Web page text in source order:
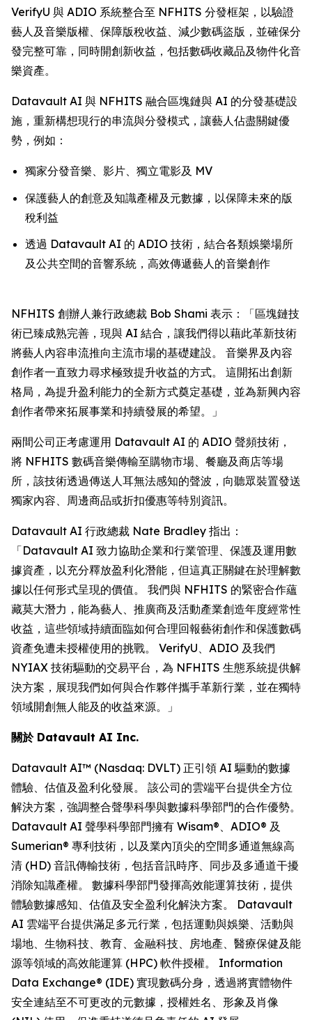
VerifyU 與 ADIO 系統整合至 NFHITS 分發框架，以驗證
藝人及音樂版權、保障版稅收益、減少數碼盜版，並確保分
發完整可靠，同時開創新收益，包括數碼收藏品及物件化音
樂資產。
Datavault AI 與 NFHITS 融合區塊鏈與 AI 的分發基礎設
施，重新構想現行的串流與分發模式，讓藝人佔盡關鍵優
勢，例如：
獨家分發音樂、影片、獨立電影及 MV
保護藝人的創意及知識產權及元數據，以保障未來的版
稅利益
透過 Datavault AI 的 ADIO 技術，結合各類娛樂場所
及公共空間的音響系統，高效傳遞藝人的音樂創作
NFHITS 創辦人兼行政總裁 Bob Shami 表示：「區塊鏈技
術已臻成熟完善，現與 AI 結合，讓我們得以藉此革新技術
將藝人內容串流推向主流市場的基礎建設。 音樂界及內容
創作者一直致力尋求極致提升收益的方式。 這開拓出創新
格局，為提升盈利能力的全新方式奠定基礎，並為新興內容
創作者帶來拓展事業和持續發展的希望。」
兩間公司正考慮運用 Datavault AI 的 ADIO 聲頻技術，
將 NFHITS 數碼音樂傳輸至購物市場、餐廳及商店等場
所，該技術透過傳送人耳無法感知的聲波，向聽眾裝置發送
獨家內容、周邊商品或折扣優惠等特別資訊。
Datavault AI 行政總裁 Nate Bradley 指出：
「Datavault AI 致力協助企業和行業管理、保護及運用數
據資產，以充分釋放盈利化潛能，但這真正關鍵在於理解數
據以任何形式呈現的價值。 我們與 NFHITS 的緊密合作蘊
藏莫大潛力，能為藝人、推廣商及活動產業創造年度經常性
收益，這些領域持續面臨如何合理回報藝術創作和保護數碼
資產免遭未授權使用的挑戰。 VerifyU、ADIO 及我們
NYIAX 技術驅動的交易平台，為 NFHITS 生態系統提供解
決方案，展現我們如何與合作夥伴攜手革新行業，並在獨特
領域開創無人能及的收益來源。」
關於 Datavault AI Inc.
Datavault AI™ (Nasdaq: DVLT) 正引領 AI 驅動的數據
體驗、估值及盈利化發展。 該公司的雲端平台提供全方位
解決方案，強調整合聲學科學與數據科學部門的合作優勢。
Datavault AI 聲學科學部門擁有 Wisam®、ADIO® 及
Sumerian® 專利技術，以及業內頂尖的空間多通道無線高
清 (HD) 音訊傳輸技術，包括音訊時序、同步及多通道干擾
消除知識產權。 數據科學部門發揮高效能運算技術，提供
體驗數據感知、估值及安全盈利化解決方案。 Datavault
AI 雲端平台提供滿足多元行業，包括運動與娛樂、活動與
場地、生物科技、教育、金融科技、房地產、醫療保健及能
源等領域的高效能運算 (HPC) 軟件授權。 Information
Data Exchange® (IDE) 實現數碼分身，透過將實體物件
安全連結至不可更改的元數據，授權姓名、形象及肖像